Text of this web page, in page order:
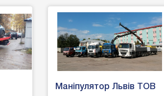
Маніпулятор Львів ТОВ